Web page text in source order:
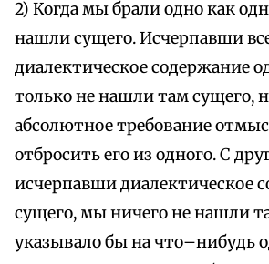
2) Когда мы брали одно как
нашли сущего. Исчерпавши
диалектическое содержание
только не нашли там сущего,
абсолютное требование
отбросить его из одного. С
исчерпавши диалектическое
сущего, мы ничего не нашли
указывало бы на что–нибудь